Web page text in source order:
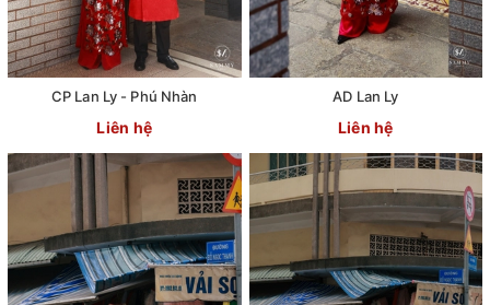
CP Lan Ly - Phú Nhàn
Liên hệ
AD Lan Ly
Liên hệ